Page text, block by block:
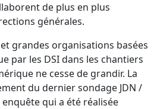
de plus en plus
générales.
grandes organisations basées
par les DSI dans les chantiers
ne cesse de grandir. La
du dernier sondage JDN /
enquête qui a été réalisée